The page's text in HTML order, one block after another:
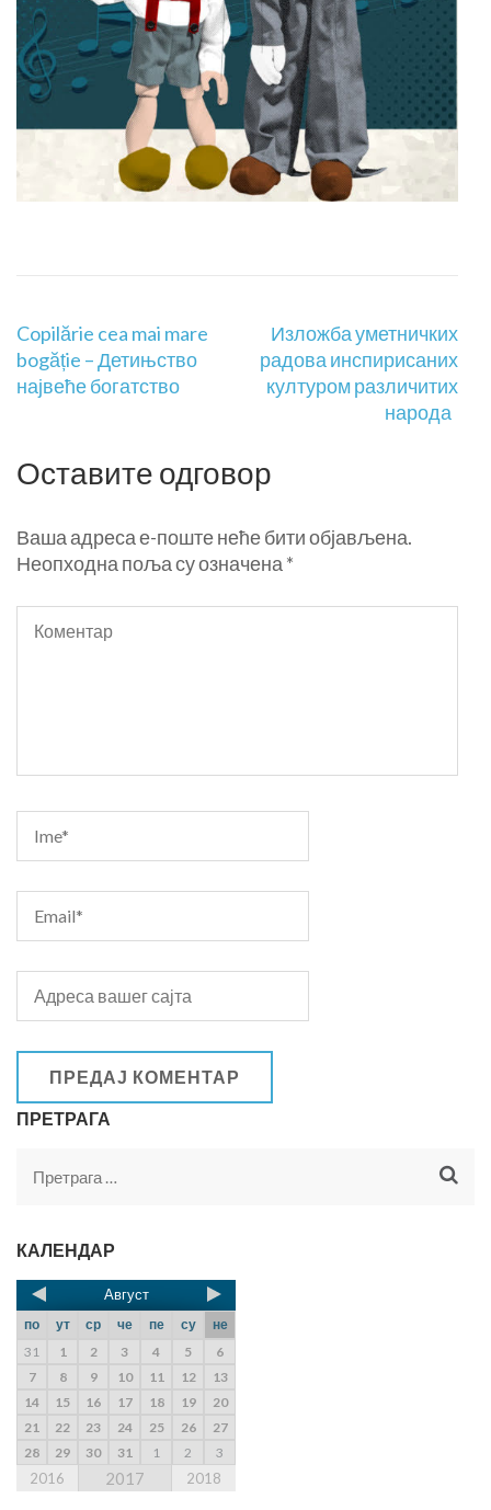
Copilărie cea mai mare
bogăție – Детињство
највеће богатство
Изложба уметничких
радова инспирисаних
културом различитих
народа
Оставите одговор
Ваша адреса е-поште неће бити објављена.
Неопходна поља су означена *
ПРЕТРАГА
КАЛЕНДАР
Август
по ут ср че пе су
не
31
1 2 3 4 5
6
7
8 9 10 11 12
13
14
15 16 17 18 19
20
21
22 23 24 25 26
27
28
29 30 31 1 2 3
2016 2017 2018